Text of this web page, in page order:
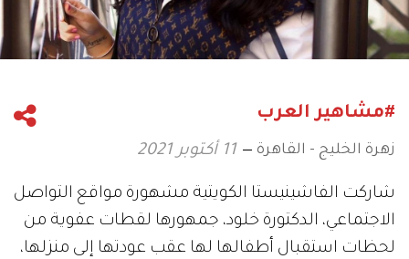
#مشاهير العرب
زهرة الخليج - القاهرة 11 أكتوبر 2021
شاركت الفاشينيستا الكويتية مشهورة مواقع التواصل
الاجتماعي، الدكتورة خلود، جمهورها لقطات عفوية من
لحظات استقبال أطفالها لها عقب عودتها إلى منزلها،